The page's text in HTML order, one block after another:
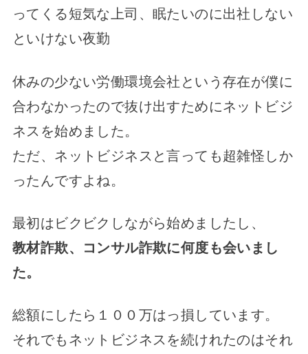
ってくる短気な上司、眠たいのに出社しない
といけない夜勤
休みの少ない労働環境会社という存在が僕に
合わなかったので抜け出すためにネットビジ
ネスを始めました。
ただ、ネットビジネスと言っても超雑怪しか
ったんですよね。
最初はビクビクしながら始めましたし、
教材詐欺、コンサル詐欺に何度も会いまし
た。
総額にしたら１００万はっ損しています。
それでもネットビジネスを続けれたのはそれ